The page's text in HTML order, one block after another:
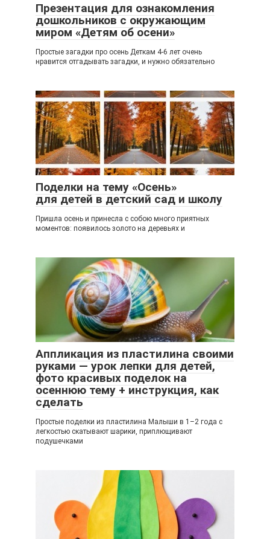
Презентация для ознакомления
дошкольников с окружающим
миром «Детям об осени»
Простые загадки про осень Деткам 4-6 лет очень
нравится отгадывать загадки, и нужно обязательно
Поделки на тему «Осень»
для детей в детский сад и школу
Пришла осень и принесла с собою много приятных
моментов: появилось золото на деревьях и
Аппликация из пластилина своими
руками — урок лепки для детей,
фото красивых поделок на
осеннюю тему + инструкция, как
сделать
Простые поделки из пластилина Малыши в 1–2 года с
легкостью скатывают шарики, приплющивают
подушечками